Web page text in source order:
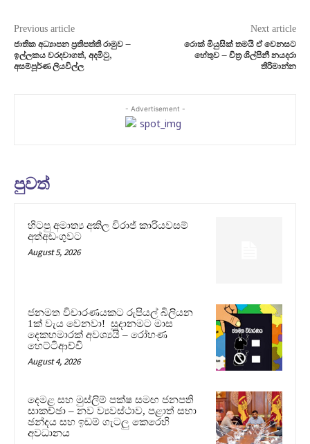
Previous article
ජාතික අධ්‍යාපන ප්‍රතිපත්ති රාමුව –
ඉල්ලකය වරදවාගත්, අදමිටු,
අසම්පූර්ණ ලියවිල්ල
Next article
රොක් මියුසික් තමයි ඒ වෙනසට
හේතුව – චිත්‍ර ශිල්පිනී නයදරා
තිරිමාන්න
- Advertisement -
පුවත්
හිටපු අමාත්‍ය අකිල විරාජ් කාරියවසම්
අත්අඩංගුවට
August 5, 2026
ජනමත විචාරණයකට රුපියල් බිලියන
1ක් වැය වෙනවා! සූදානමට මාස
දෙකහමාරක් අවශ්‍යයි – රෝහණ
හෙට්ටිආච්චි
August 4, 2026
දෙමළ සහ මුස්ලිම් පක්ෂ සමඟ ජනපති
සාකච්ඡා – නව ව්‍යවස්ථාව, පළාත් සභා
ඡන්දය සහ ඉඩම් ගැටලු කෙරෙහි
අවධානය